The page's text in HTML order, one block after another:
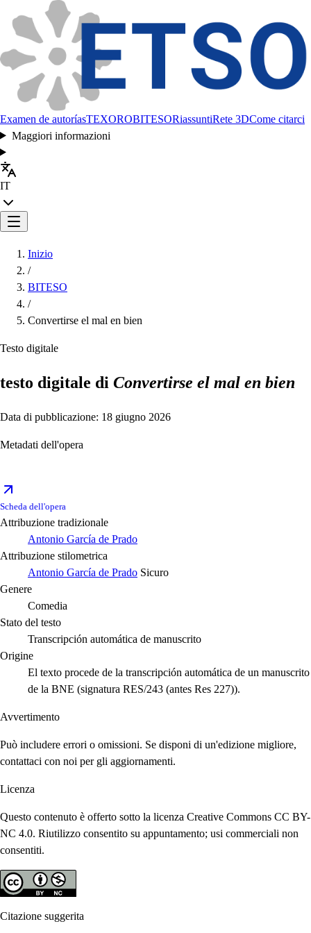
Examen de autoríasTEXOROBITESORiassuntiRete 3DCome citarci
Maggiori informazioni
IT
Inizio
/
BITESO
/
Convertirse el mal en bien
Testo digitale
testo digitale di Convertirse el mal en bien
Data di pubblicazione: 18 giugno 2026
Metadati dell'opera
Scheda dell'opera
Attribuzione tradizionale
Antonio García de Prado
Attribuzione stilometrica
Antonio García de Prado Sicuro
Genere
Comedia
Stato del testo
Transcripción automática de manuscrito
Origine
El texto procede de la transcripción automática de un manuscrito
de la BNE (signatura RES/243 (antes Res 227)).
Avvertimento
Può includere errori o omissioni. Se disponi di un'edizione migliore,
contattaci con noi per gli aggiornamenti.
Licenza
Questo contenuto è offerto sotto la licenza Creative Commons CC BY-
NC 4.0. Riutilizzo consentito su appuntamento; usi commerciali non
consentiti.
Citazione suggerita